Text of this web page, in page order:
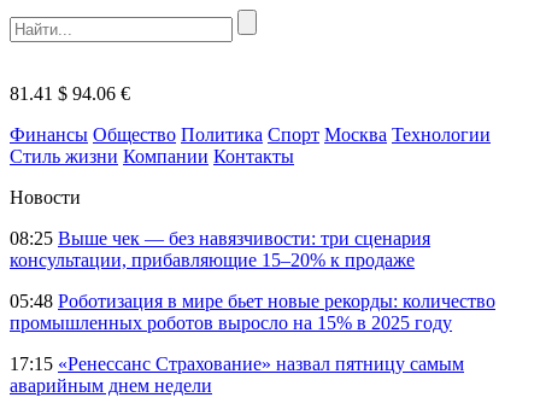
81.41 $ 94.06 €
Финансы Общество Политика Спорт Москва Технологии
Стиль жизни Компании Контакты
Новости
08:25 Выше чек — без навязчивости: три сценария
консультации, прибавляющие 15–20% к продаже
05:48 Роботизация в мире бьет новые рекорды: количество
промышленных роботов выросло на 15% в 2025 году
17:15 «Ренессанс Страхование» назвал пятницу самым
аварийным днем недели